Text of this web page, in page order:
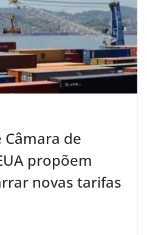
Câmara de
propõem
novas tarifas